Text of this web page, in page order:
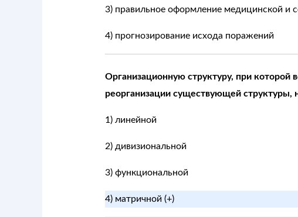
3) правильное оформление медицинской и
4) прогнозирование исхода поражений
Организационную структуру, при
реорганизации существующей структуры,
1) линейной
2) дивизиональной
3) функциональной
4) матричной (+)